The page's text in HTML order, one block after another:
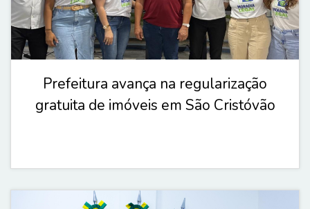
Prefeitura avança na regularização
gratuita de imóveis em São Cristóvão